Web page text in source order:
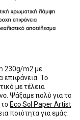
230g/m2 με
επιφάνεια. Το
με τέλεια
Ψάξαμε πολύ για το
Eco Sol Paper Artist
ποιότητα για εμάς.